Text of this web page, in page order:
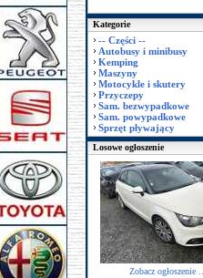
Kategorie
-- Części --
Autobusy i minibusy
Kemping
Maszyny
Motocykle i skutery
Przyczepy
Sam. bezwypadkowe
Sam. powypadkowe
Sprzęt pływający
Losowe ogłoszenie
Zobacz ogłoszenie